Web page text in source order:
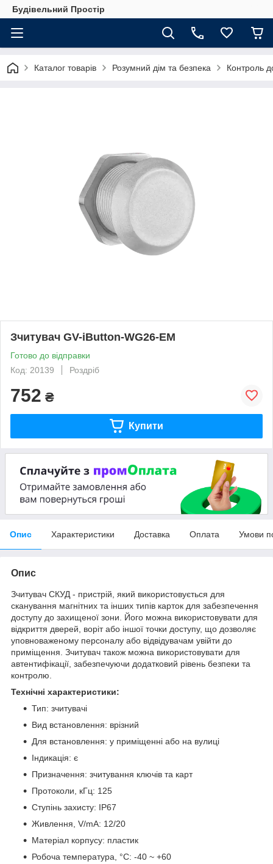
Будівельний Простір
Каталог товарів Розумний дім та безпека Контроль
Зчитувач GV-iButton-WG26-EM
Готово до відправки
Код: 20139
Роздріб
752 ₴
Купити
Опис Характеристики Доставка Оплата Умови
Опис
Зчитувач СКУД - пристрій, який використовується для
сканування магнітних та інших типів карток для забезпечення
доступу до захищеної зони. Його можна використовувати для
відкриття дверей, воріт або іншої точки доступу, що дозволяє
уповноваженому персоналу або відвідувачам увійти до
приміщення. Зчитувач також можна використовувати для
автентифікації, забезпечуючи додатковий рівень безпеки та
контролю.
Технічні характеристики:
Тип: зчитувачі
Вид встановлення: врізний
Для встановлення: у приміщенні або на вулиці
Індикація: є
Призначення: зчитування ключів та карт
Протоколи, кГц: 125
Ступінь захисту: IP67
Живлення, V/mA: 12/20
Матеріал корпусу: пластик
Робоча температура, °C: -40 ~ +60